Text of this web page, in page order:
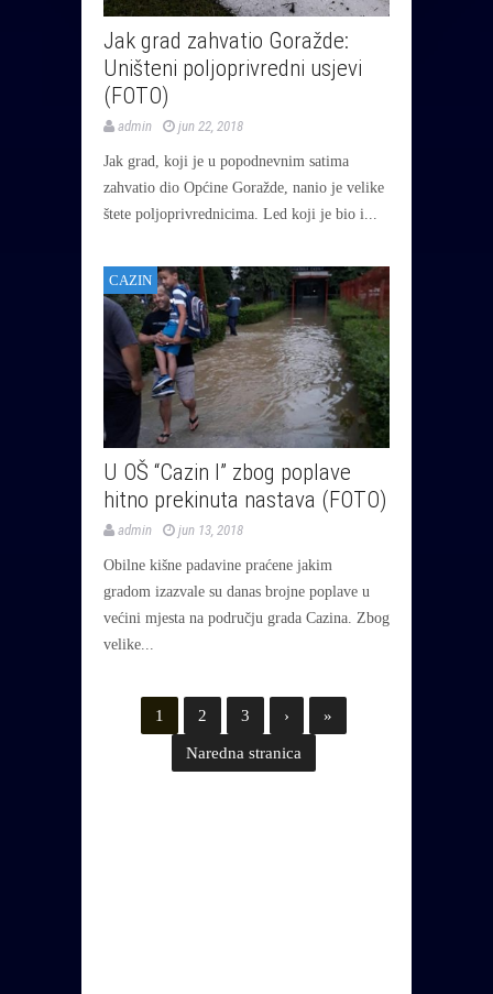
Jak grad zahvatio Goražde:
Uništeni poljoprivredni usjevi
(FOTO)
admin jun 22, 2018
Jak grad, koji je u popodnevnim satima
zahvatio dio Općine Goražde, nanio je velike
štete poljoprivrednicima. Led koji je bio i...
CAZIN
U OŠ “Cazin I” zbog poplave
hitno prekinuta nastava (FOTO)
admin jun 13, 2018
Obilne kišne padavine praćene jakim
gradom izazvale su danas brojne poplave u
većini mjesta na području grada Cazina. Zbog
velike...
1 2 3 › »
Naredna stranica